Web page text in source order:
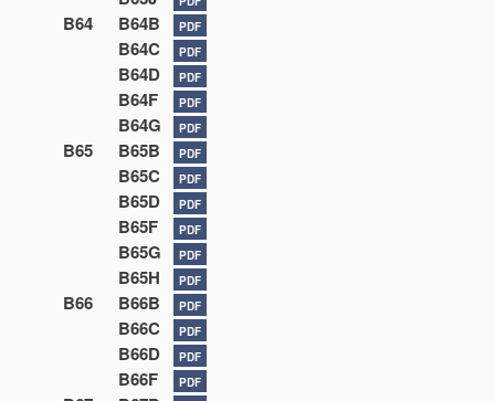
B64 B64B PDF
B64C PDF
B64D PDF
B64F PDF
B64G PDF
B65 B65B PDF
B65C PDF
B65D PDF
B65F PDF
B65G PDF
B65H PDF
B66 B66B PDF
B66C PDF
B66D PDF
B66F PDF